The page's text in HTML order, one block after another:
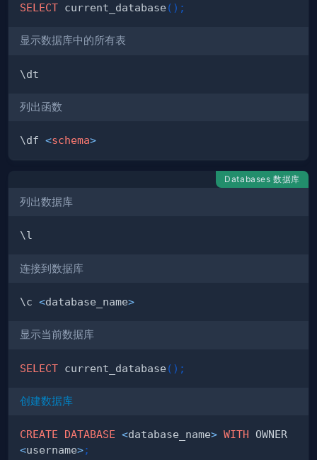
SELECT current_database ( ) ;
显示数据库中的所有表
列出函数
\df <schema>
Databases 数据库
列出数据库
连接到数据库
\c <database_name>
显示当前数据库
SELECT current_database ( ) ;
创建数据库
CREATE DATABASE <database_name> WITH
<username>;